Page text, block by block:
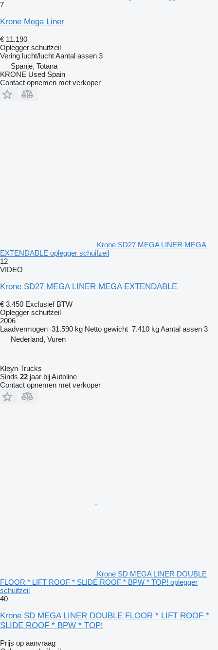
7
Krone Mega Liner
€ 11.190
Oplegger schuifzeil
Vering lucht/luchtAantal assen 3
Spanje, Totana
KRONE Used Spain
Contact opnemen met verkoper
Krone SD27 MEGA LINER MEGA
EXTENDABLE oplegger schuifzeil
12
VIDEO
Krone SD27 MEGA LINER MEGA EXTENDABLE
€ 3.450 Exclusief BTW
Oplegger schuifzeil
2006
Laadvermogen 31.590 kg Netto gewicht 7.410 kgAantal assen 3
Nederland, Vuren
Kleyn Trucks
Sinds 22 jaar bij Autoline
Contact opnemen met verkoper
Krone SD MEGA LINER DOUBLE
FLOOR * LIFT ROOF * SLIDE ROOF * BPW * TOP! oplegger
schuifzeil
40
Krone SD MEGA LINER DOUBLE FLOOR * LIFT ROOF *
SLIDE ROOF * BPW * TOP!
Prijs op aanvraag